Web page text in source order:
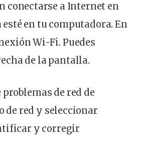
conectarse a Internet en
esté en tu computadora. En
Wi-Fi. Puedes
de lapantalla.
de red de
de red y seleccionar
y corregir